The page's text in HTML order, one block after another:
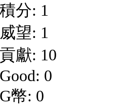
積分: 1
威望: 1
貢獻: 10
Good: 0
G幣: 0